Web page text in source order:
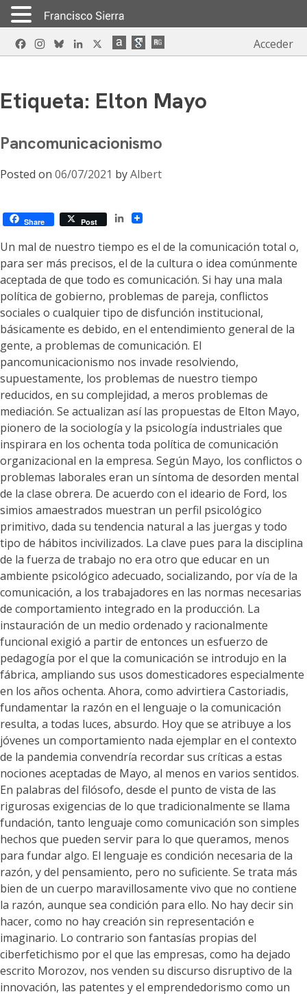
Skip
to
FacebookInstagram
BlueskyLinkedIn Acceder
Etiqueta: Elton Mayo
Pancomunicacionismo
Posted on 06/07/2021 byAlbert
Share Post
LinkedIn
Un mal de nuestro tiempo es el de la comunicación total o,
para ser más precisos, el de la cultura o idea comúnmente
aceptada de que todo es comunicación. Si hay una mala
política de gobierno, problemas de pareja, conflictos
sociales o cualquier tipo de disfunción institucional,
básicamente es debido, en el entendimiento general de la
gente, a problemas de comunicación. El
pancomunicacionismo nos invade resolviendo,
supuestamente, los problemas de nuestro tiempo
reducidos, en su complejidad, a meros problemas de
mediación. Se actualizan así las propuestas de Elton Mayo,
pionero de la sociología y la psicología industriales que
inspirara en los ochenta toda política de comunicación
organizacional en la empresa. Según Mayo, los conflictos o
problemas laborales eran un síntoma de desorden mental
de la clase obrera. De acuerdo con el ideario de Ford, los
simios amaestrados muestran un perfil psicológico
primitivo, dada su tendencia natural a las juergas y todo
tipo de hábitos incivilizados. La clave pues para la disciplina
de la fuerza de trabajo no era otro que educar en un
ambiente psicológico adecuado, socializando, por vía de la
comunicación, a los trabajadores en las normas necesarias
de comportamiento integrado en la producción. La
instauración de un medio ordenado y racionalmente
funcional exigió a partir de entonces un esfuerzo de
pedagogía por el que la comunicación se introdujo en la
fábrica, ampliando sus usos domesticadores especialmente
en los años ochenta. Ahora, como advirtiera Castoriadis,
fundamentar la razón en el lenguaje o la comunicación
resulta, a todas luces, absurdo. Hoy que se atribuye a los
jóvenes un comportamiento nada ejemplar en el contexto
de la pandemia convendría recordar sus críticas a estas
nociones aceptadas de Mayo, al menos en varios sentidos.
En palabras del filósofo, desde el punto de vista de las
rigurosas exigencias de lo que tradicionalmente se llama
fundación, tanto lenguaje como comunicación son simples
hechos que pueden servir para lo que queramos, menos
para fundar algo. El lenguaje es condición necesaria de la
razón, y del pensamiento, pero no suficiente. Se trata más
bien de un cuerpo maravillosamente vivo que no contiene
la razón, aunque sea condición para ello. No hay decir sin
hacer, como no hay creación sin representación e
imaginario. Lo contrario son fantasías propias del
ciberfetichismo por el que las empresas, como ha dejado
escrito Morozov, nos venden su discurso disruptivo de la
innovación, las patentes y el emprendedorismo como un